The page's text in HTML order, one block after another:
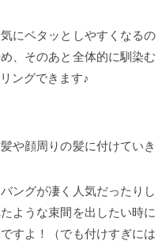
にベタッとしやすくなるの
、そのあと全体的に馴染む
ングできます♪
や顔周りの髪に付けていき
ングが凄く人気だったりし
ような束間を出したい時に
すよ！（でも付けすぎには